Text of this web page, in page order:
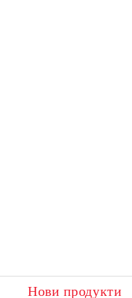
Нови продукти